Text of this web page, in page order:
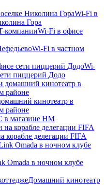
Wi-Fi в
Гора
Wi-Fi в офисе
Wi-Fi в частном
Wi-
пиццерий Додо
кинотеатр в
районе
магазине HM
корабле делегации FIFA
Omada в ночном клубе
Домашний кинотеатр